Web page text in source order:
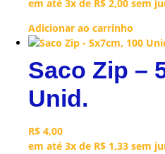
em até 3x de R$ 2,00 sem
Adicionar ao carrinho
Saco Zip –
Unid.
R$ 4,00
em até 3x de R$ 1,33 sem